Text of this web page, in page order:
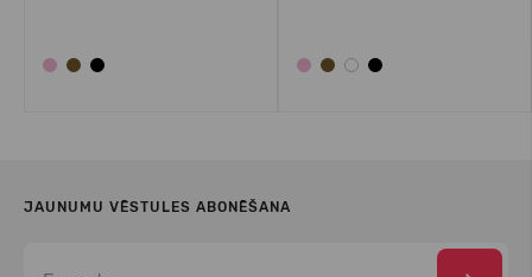
JAUNUMU VĒSTULES ABONĒŠANA